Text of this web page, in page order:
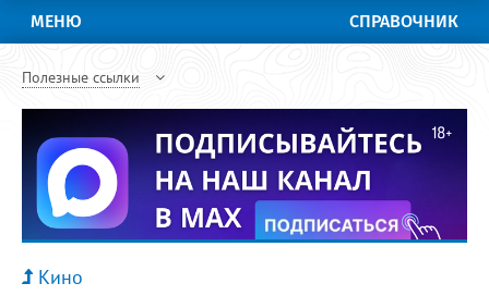
МЕНЮ СПРАВОЧНИК
Полезные ссылки
Кино